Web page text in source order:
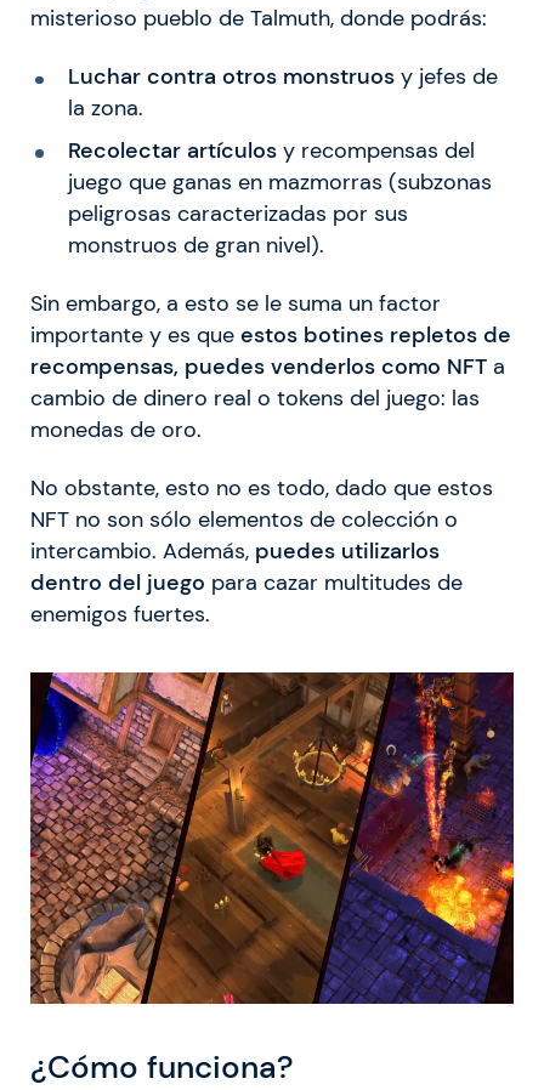
misterioso pueblo de Talmuth, donde podrás:
Luchar contra otros monstruosy jefes de
la zona.
Recolectar artículosy recompensas del
juego que ganas en mazmorras (subzonas
peligrosas caracterizadas por sus
monstruos de gran nivel).
Sin embargo, a esto se le suma un factor
importante y es que estos botines repletos de
recompensas, puedes venderlos como NFT a
cambio de dinero real o tokens del juego: las
monedas de oro.
No obstante, esto no es todo, dado que estos
NFT no son sólo elementos de colección o
intercambio. Además, puedes utilizarlos
dentro del juego para cazar multitudes de
enemigos fuertes.
¿Cómo funciona?